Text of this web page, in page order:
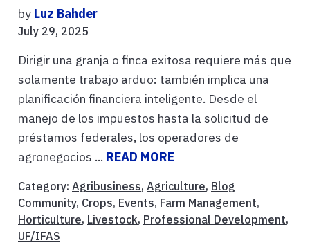
by Luz Bahder
July 29, 2025
Dirigir una granja o finca exitosa requiere más que
solamente trabajo arduo: también implica una
planificación financiera inteligente. Desde el
manejo de los impuestos hasta la solicitud de
préstamos federales, los operadores de
agronegocios ... READ MORE
Category: Agribusiness, Agriculture, Blog
Community, Crops, Events, Farm Management,
Horticulture, Livestock, Professional Development,
UF/IFAS